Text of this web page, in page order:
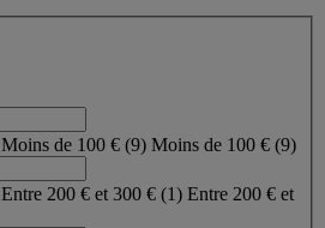
Moins de 100 € (9) Moins de 100 € (9)
Entre 200 € et 300 € (1) Entre 200 € et